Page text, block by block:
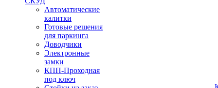
Автоматические
калитки
Готовые решения
для паркинга
Доводчики
Электронные
замки
КПП-Проходная
под ключ